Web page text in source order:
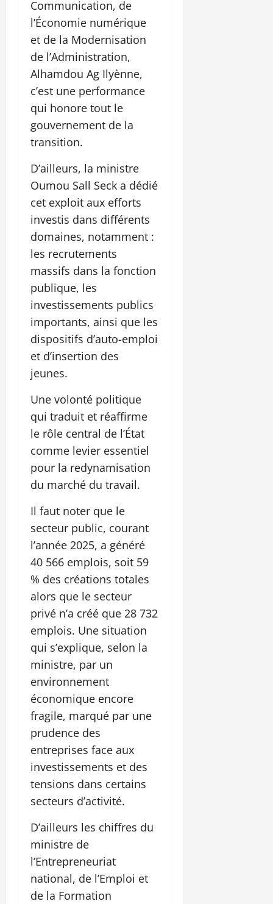
Communication, de
l’Économie numérique
et de la Modernisation
de l’Administration,
Alhamdou Ag Ilyènne,
c’est une performance
qui honore tout le
gouvernement de la
transition.
D’ailleurs, la ministre
Oumou Sall Seck a dédié
cet exploit aux efforts
investis dans différents
domaines, notamment :
les recrutements
massifs dans la fonction
publique, les
investissements publics
importants, ainsi que les
dispositifs d’auto-emploi
et d’insertion des
jeunes.
Une volonté politique
qui traduit et réaffirme
le rôle central de l’État
comme levier essentiel
pour la redynamisation
du marché du travail.
Il faut noter que le
secteur public, courant
l’année 2025, a généré
40 566 emplois, soit 59
% des créations totales
alors que le secteur
privé n’a créé que 28 732
emplois. Une situation
qui s’explique, selon la
ministre, par un
environnement
économique encore
fragile, marqué par une
prudence des
entreprises face aux
investissements et des
tensions dans certains
secteurs d’activité.
D’ailleurs les chiffres du
ministre de
l’Entrepreneuriat
national, de l’Emploi et
de la Formation